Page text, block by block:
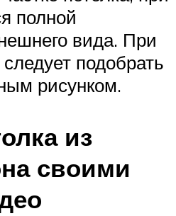
полной
вида. При
подобрать
рисунком.
из
своими